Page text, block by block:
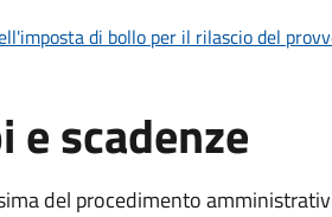
di bollo per il rilascio del
e scadenze
del procedimento